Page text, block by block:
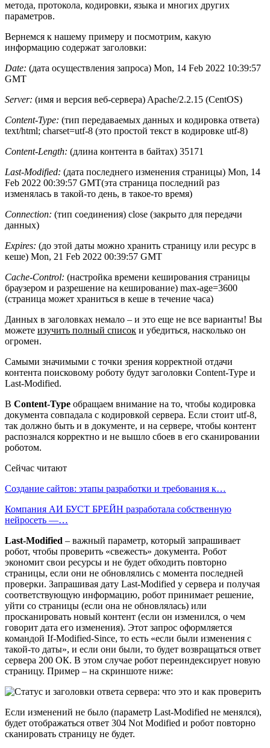
метода, протокола, кодировки, языка и многих других
параметров.
Вернемся к нашему примеру и посмотрим, какую
информацию содержат заголовки:
Date: (дата осуществления запроса) Mon, 14 Feb 2022 10:39:57
GMT
Server: (имя и версия веб-сервера) Apache/2.2.15 (CentOS)
Content-Type: (тип передаваемых данных и кодировка ответа)
text/html; charset=utf-8 (это простой текст в кодировке utf-8)
Content-Length: (длина контента в байтах) 35171
Last-Modified: (дата последнего изменения страницы) Mon, 14
Feb 2022 00:39:57 GMT(эта страница последний раз
изменялась в такой-то день, в такое-то время)
Connection: (тип соединения) close (закрыто для передачи
данных)
Expires: (до этой даты можно хранить страницу или ресурс в
кеше) Mon, 21 Feb 2022 00:39:57 GMT
Cache-Control: (настройка времени кеширования страницы
браузером и разрешение на кеширование) max-age=3600
(страница может храниться в кеше в течение часа)
Данных в заголовках немало – и это еще не все варианты! Вы
можете изучить полный список и убедиться, насколько он
огромен.
Самыми значимыми с точки зрения корректной отдачи
контента поисковому роботу будут заголовки Content-Type и
Last-Modified.
В Content-Type обращаем внимание на то, чтобы кодировка
документа совпадала с кодировкой сервера. Если стоит utf-8,
так должно быть и в документе, и на сервере, чтобы контент
распознался корректно и не вышло сбоев в его сканировании
роботом.
Сейчас читают
Создание сайтов: этапы разработки и требования к…
Компания АИ БУСТ БРЕЙН разработала собственную
нейросеть —…
Last-Modified – важный параметр, который запрашивает
робот, чтобы проверить «свежесть» документа. Робот
экономит свои ресурсы и не будет обходить повторно
страницы, если они не обновлялись с момента последней
проверки. Запрашивая дату Last-Modified у сервера и получая
соответствующую информацию, робот принимает решение,
уйти со страницы (если она не обновлялась) или
просканировать новый контент (если он изменился, о чем
говорит дата его изменения). Этот запрос оформляется
командой If-Modified-Since, то есть «если были изменения с
такой-то даты», и если они были, то будет возвращаться ответ
сервера 200 ОК. В этом случае робот переиндексирует новую
страницу. Пример – на скриншоте ниже:
Если изменений не было (параметр Last-Modified не менялся),
будет отображаться ответ 304 Not Modified и робот повторно
сканировать страницу не будет.